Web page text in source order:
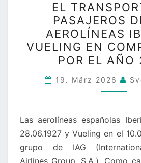
DE
DE
LAS
IBERIA
EN
EL
PASAJEROS
AEROLÍNEAS
VUELING EN
POR EL AÑO
19. März 2026
Las aerolíneas españolas
28.06.1927 y Vueling en el
grupo de IAG
Airlines Group, S.A.). Como